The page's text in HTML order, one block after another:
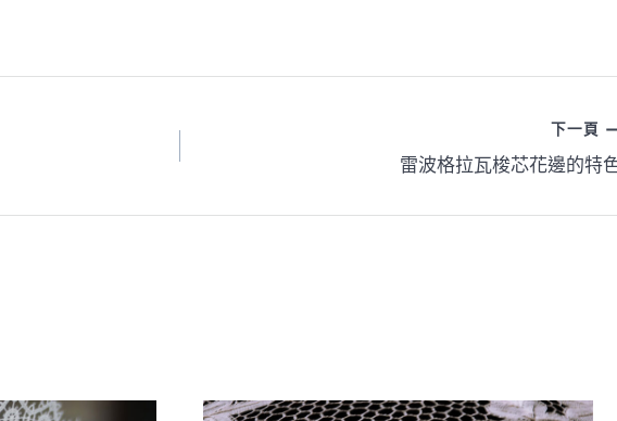
下一頁
雷波格拉瓦梭芯花邊的特